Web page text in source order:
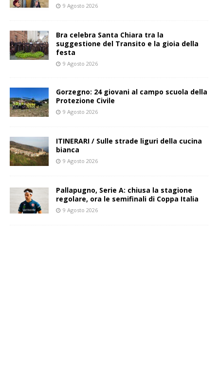
9 Agosto 2026
Bra celebra Santa Chiara tra la
suggestione del Transito e la gioia della
festa
9 Agosto 2026
Gorzegno: 24 giovani al campo scuola della
Protezione Civile
9 Agosto 2026
ITINERARI / Sulle strade liguri della cucina
bianca
9 Agosto 2026
Pallapugno, Serie A: chiusa la stagione
regolare, ora le semifinali di Coppa Italia
9 Agosto 2026